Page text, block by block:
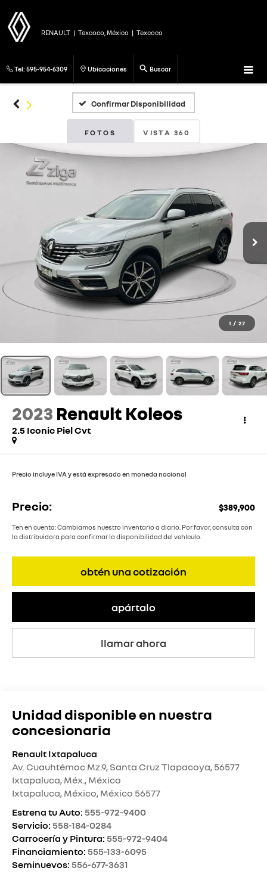
RENAULT | Texcoco, México | Texcoco
Tel: 595-954-6309 Ubicaciones Buscar
Confirmar Disponibilidad
FOTOS VISTA 360
1 / 27
2023 Renault Koleos
2.5 Iconic Piel Cvt
Precio incluye IVA y está expresado en moneda nacional
Precio: $389,900
Ten en cuenta: Cambiamos nuestro inventario a diario. Por favor, consulta con
la distribuidora para confirmar la disponibilidad del vehículo.
obtén una cotización
apártalo
llamar ahora
Unidad disponible en nuestra
concesionaria
Renault Ixtapaluca
Av. Cuauhtémoc Mz.9, Santa Cruz Tlapacoya, 56577
Ixtapaluca, Méx., México
Ixtapaluca, México, México 56577
Estrena tu Auto: 555-972-9400
Servicio: 558-184-0284
Carrocería y Pintura: 555-972-9404
Financiamiento: 555-133-6095
Seminuevos: 556-677-3631